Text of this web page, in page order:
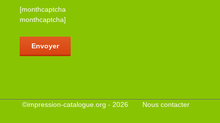
[monthcaptcha
monthcaptcha]
©impression-catalogue.org - 2026 Nous contacter